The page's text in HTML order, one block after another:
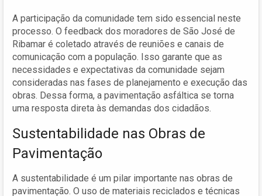
A participação da comunidade tem sido essencial neste
processo. O feedback dos moradores de São José de
Ribamar é coletado através de reuniões e canais de
comunicação com a população. Isso garante que as
necessidades e expectativas da comunidade sejam
consideradas nas fases de planejamento e execução das
obras. Dessa forma, a pavimentação asfáltica se torna
uma resposta direta às demandas dos cidadãos.
Sustentabilidade nas Obras de
Pavimentação
A sustentabilidade é um pilar importante nas obras de
pavimentação. O uso de materiais reciclados e técnicas